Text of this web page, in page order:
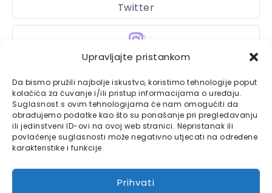
Upravljajte pristankom
Da bismo pružili najbolje iskustvo, koristimo tehnologije poput
kolačića za čuvanje i/ili pristup informacijama o uređaju.
Suglasnost s ovim tehnologijama će nam omogućiti da
obrađujemo podatke kao što su ponašanje pri pregledavanju
ili jedinstveni ID-ovi na ovoj web stranici. Nepristanak ili
povlačenje suglasnosti može negativno utjecati na određene
karakteristike i funkcije.
Prihvati
Twitter
Instagram
Bajtbox
Linkovi
Kontaktirajte nas
Bajtbox koristi
usluge.